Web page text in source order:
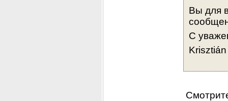
Вы для
С
Krisztián